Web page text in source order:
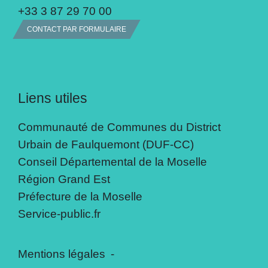
+33 3 87 29 70 00
CONTACT PAR FORMULAIRE
Liens utiles
Communauté de Communes du District
Urbain de Faulquemont (DUF-CC)
Conseil Départemental de la Moselle
Région Grand Est
Préfecture de la Moselle
Service-public.fr
Mentions légales -